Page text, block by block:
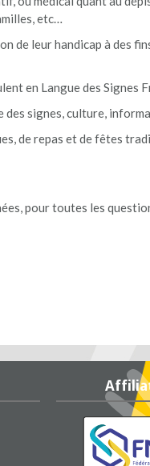
etc…
de leur handicap à des
en Langue des Signes
des signes, culture,
de repas et de fêtes
pour toutes les